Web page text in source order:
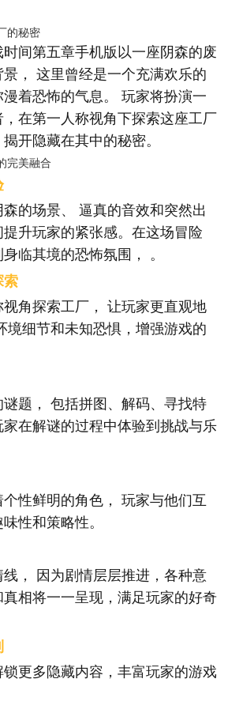
的秘密
间第五章手机版以一座阴森的废
， 这里曾经是一个充满欢乐的
着恐怖的气息。 玩家将扮演一
在第一人称视角下探索这座工厂
开隐藏在其中的秘密。
完美融合
的场景、 逼真的音效和突然出
升玩家的紧张感。在这场冒险
临其境的恐怖氛围， 。
索
视角探索工厂， 让玩家更直观地
境细节和未知恐惧，增强游戏的
题， 包括拼图、解码、寻找特
在解谜的过程中体验到挑战与乐
性鲜明的角色， 玩家与他们互
性和策略性。
， 因为剧情层层推进，各种意
相将一一呈现，满足玩家的好奇
更多隐藏内容，丰富玩家的游戏